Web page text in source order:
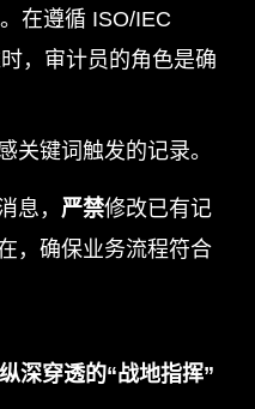
在遵循 ISO/IEC
，审计员的角色是确
关键词触发的记录。
息， 严禁修改已有记
，确保业务流程符合
深穿透的“战地指挥”